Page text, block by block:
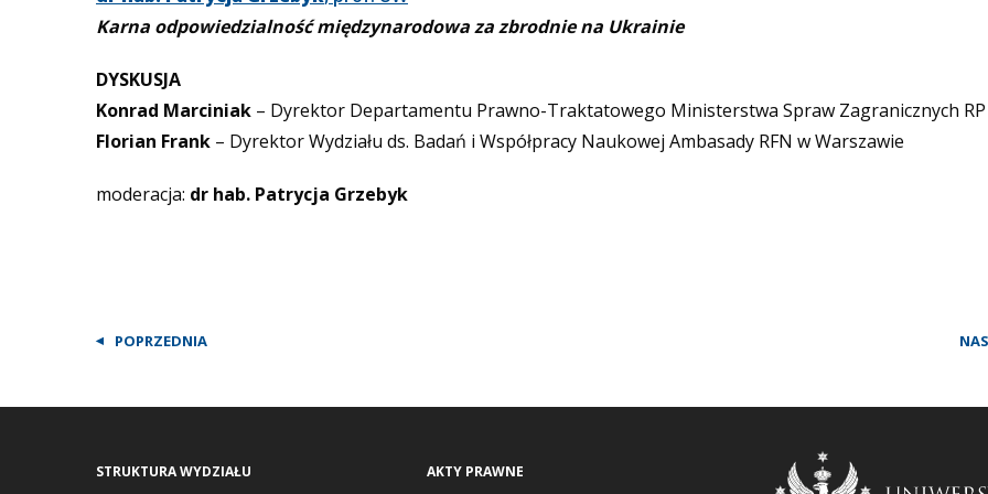
Karna odpowiedzialność międzynarodowa za zbrodnie na Ukrainie
DYSKUSJA
Konrad Marciniak – Dyrektor Departamentu Prawno-Traktatowego Ministerstwa Spraw Zagranicznych RP
Florian Frank – Dyrektor Wydziału ds. Badań i Współpracy Naukowej Ambasady RFN w Warszawie
moderacja: dr hab. Patrycja Grzebyk
POPRZEDNIA
STRUKTURA WYDZIAŁU
AKTY PRAWNE